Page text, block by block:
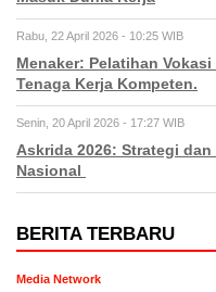
Rabu, 22 April 2026 - 10:25 WIB
Menaker: Pelatihan
Tenaga Kerja Kompeten.
Senin, 20 April 2026 - 17:27 WIB
Askrida 2026: Strategi
Nasional
BERITA TERBARU
Media Network